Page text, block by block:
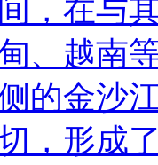
，在与
、越南
的金沙
，形成